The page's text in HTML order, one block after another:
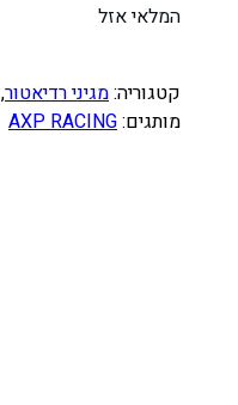
המלאי אזל
קטגוריה:מגיני רדיאטור,
מותגים:AXP RACING